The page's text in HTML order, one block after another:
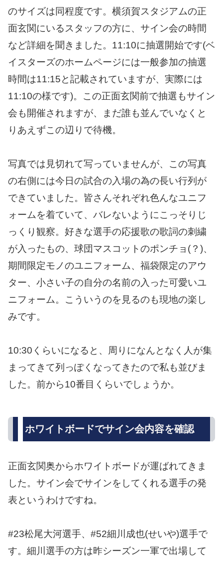
のサイズは同程度です。横須賀スタジアムの正
面玄関にいるスタッフの方に、サイン会の時間
など詳細を聞きました。11:10に抽選開始です(ベ
イスターズのホームページには一般参加の抽選
時間は11:15と記載されていますが、実際には
11:10の様です)。この正面玄関前で抽選もサイン
会も開催されますが、まだ誰も並んでいなくと
りあえずこの辺りで待機。
写真では見切れて写っていませんが、この写真
の右側には今日の試合の入場の為の長い行列が
できていました。皆さんそれぞれ色んなユニフ
ォームを着ていて、バレないようにこっそりじ
っくり観察。好きな選手の応援歌の歌詞の刺繍
が入ったもの、球団マスコットのポンチョ(？)、
期間限定モノのユニフォーム、福袋限定のアウ
ター、小さい子の自分の名前の入った可愛いユ
ニフォーム。こういうのを見るのも現地の楽し
みです。
10:30くらいになると、周りになんとなく人が集
まってきて列っぽくなってきたので私も並びま
した。前から10番目くらいでしょうか。
ホワイトボードでサイン会内容を確認
正面玄関奥からホワイトボードが運ばれてきま
した。サイン会でサインをしてくれる選手の発
表というわけですね。
#23松尾大河選手、#52細川成也(せいや)選手で
す。細川選手の方は昨シーズン一軍で出場して